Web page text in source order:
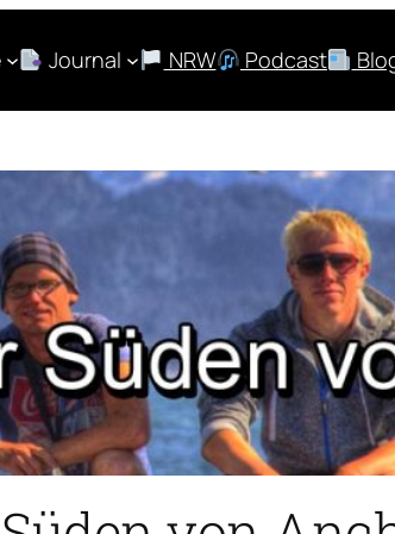
Journal NRW Podcast